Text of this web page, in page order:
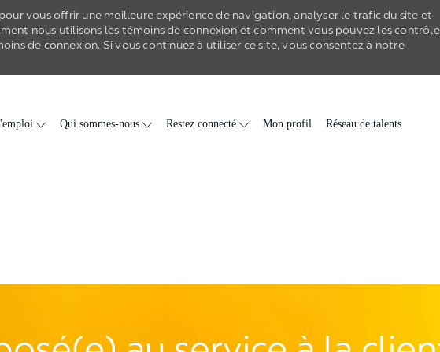
vous offrir une meilleure expérience de navigation, analyser le trafic du site et
nous utilisons les témoins de connexion et comment vous pouvez les
de connexion. Si vous continuez à utiliser ce site, vous consentez à notre
Qui sommes-nous Restez connecté Mon profil Réseau de talents